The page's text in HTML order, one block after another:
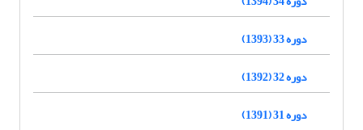
دوره 33 (1393)
دوره 32 (1392)
دوره 31 (1391)